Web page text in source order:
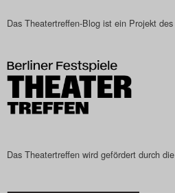
Das Theatertreffen-Blog ist ein Projekt des
Das Theatertreffen wird gefördert durch die